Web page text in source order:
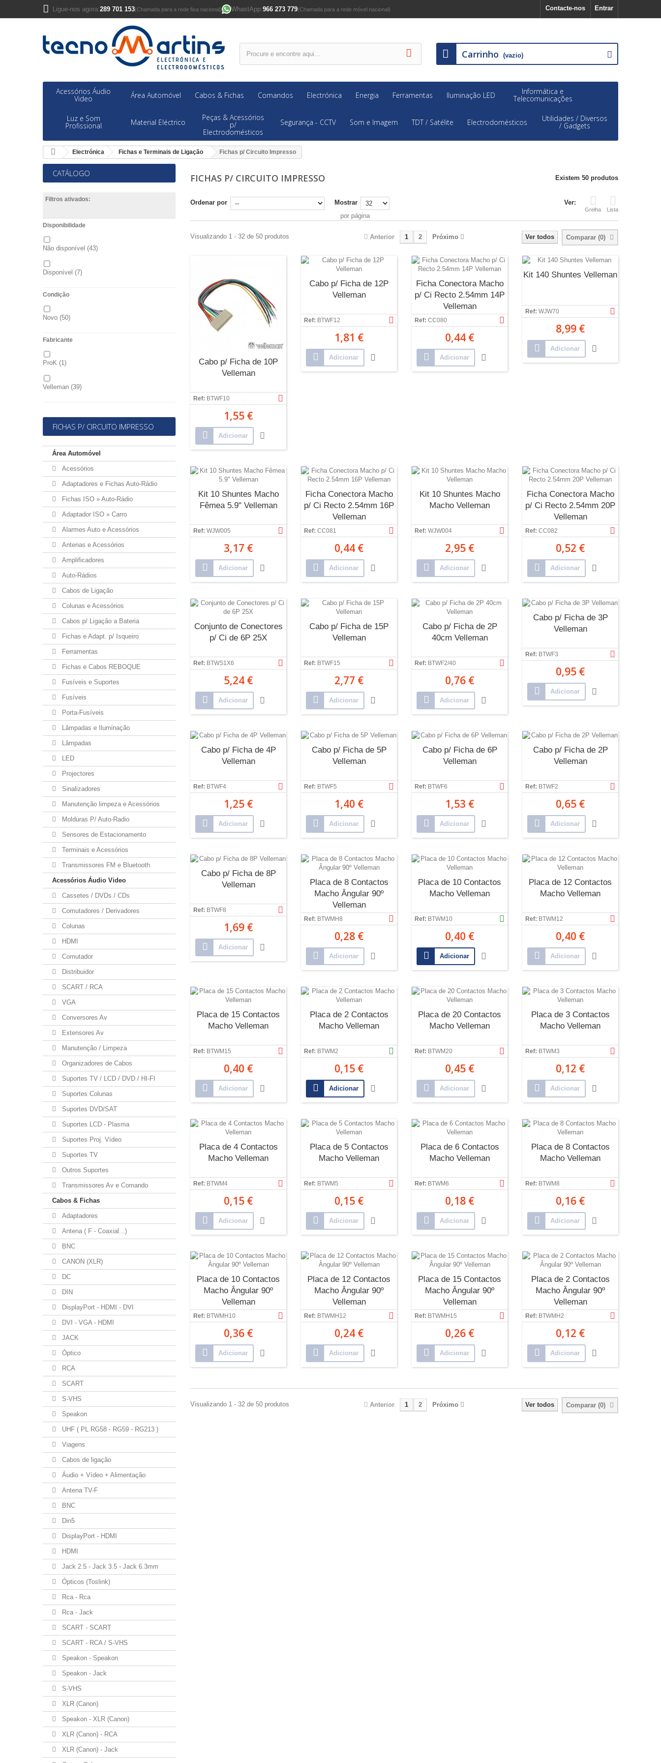
Entrar
Contacte-nos
Ligue-nos agora:289 701 153(Chamada para a rede fixa nacional) WhastApp:966 273 779(Chamada para a rede móvel nacional)
Carrinho (vazio)
Acessórios Áudio
Video Área Automóvel Cabos & Fichas Comandos Electrónica Energia Ferramentas Iluminação LED Informática e
Telecomunicações
Luz e Som
Profissional Material Eléctrico
Peças & Acessórios
p/
Electrodomésticos
Segurança - CCTV Som e Imagem TDT / Satélite Electrodomésticos Utilidades / Diversos
/ Gadgets
Electrónica Fichas e Terminais de Ligação Fichas p/ Circuito Impresso
CATÁLOGO
Filtros ativados:
Disponibilidade
Não disponível (43)
Disponível (7)
Condição
Novo (50)
Fabricante
ProK (1)
Velleman (39)
FICHAS P/ CIRCUITO IMPRESSO
Área Automóvel
Acessórios
Adaptadores e Fichas Auto-Rádio
Fichas ISO » Auto-Rádio
Adaptador ISO » Carro
Alarmes Auto e Acessórios
Antenas e Acessórios
Amplificadores
Auto-Rádios
Cabos de Ligação
Colunas e Acessórios
Cabos p/ Ligação a Bateria
Fichas e Adapt. p/ Isqueiro
Ferramentas
Fichas e Cabos REBOQUE
Fusíveis e Suportes
Fusíveis
Porta-Fusíveis
Lâmpadas e Iluminação
Lâmpadas
LED
Projectores
Sinalizadores
Manutenção limpeza e Acessórios
Molduras P/ Auto-Radio
Sensores de Estacionamento
Terminais e Acessórios
Transmissores FM e Bluetooth
Acessórios Áudio Video
Cassetes / DVDs / CDs
Comutadores / Derivadores
Colunas
HDMI
Comutador
Distribuidor
SCART / RCA
VGA
Conversores Av
Extensores Av
Manutenção / Limpeza
Organizadores de Cabos
Suportes TV / LCD / DVD / HI-FI
Suportes Colunas
Suportes DVD/SAT
Suportes LCD - Plasma
Suportes Proj. Vídeo
Suportes TV
Outros Suportes
Transmissores Av e Comando
Cabos & Fichas
Adaptadores
Antena ( F - Coaxial...)
BNC
CANON (XLR)
DC
DIN
DisplayPort - HDMI - DVI
DVI - VGA - HDMI
JACK
Óptico
RCA
SCART
S-VHS
Speakon
UHF ( PL RG58 - RG59 - RG213 )
Viagens
Cabos de ligação
Áudio + Vídeo + Alimentação
Antena TV-F
BNC
Din5
DisplayPort - HDMI
HDMI
Jack 2.5 - Jack 3.5 - Jack 6.3mm
Ópticos (Toslink)
Rca - Rca
Rca - Jack
SCART - SCART
SCART - RCA / S-VHS
Speakon - Speakon
Speakon - Jack
S-VHS
XLR (Canon)
Speakon - XLR (Canon)
XLR (Canon) - RCA
XLR (Canon) - Jack
FICHAS P/ CIRCUITO IMPRESSO Existem 50 produtos
Ver:
Grelha Lista
Ordenar por
Mostrar
por página
Comparar (0)
Visualizando 1 - 32 de 50 produtos Ver todos
Anterior 1 2 Próximo
Cabo p/ Ficha de 10P
Velleman
Ref: BTWF10
1,55 €
Adicionar
Cabo p/ Ficha de 12P
Velleman
Ref: BTWF12
1,81 €
Adicionar
Ficha Conectora Macho
p/ Ci Recto 2.54mm 14P
Velleman
Ref: CC080
0,44 €
Adicionar
Kit 140 Shuntes Velleman
Ref: WJW70
8,99 €
Adicionar
Kit 10 Shuntes Macho
Fêmea 5.9" Velleman
Ref: WJW005
3,17 €
Adicionar
Ficha Conectora Macho
p/ Ci Recto 2.54mm 16P
Velleman
Ref: CC081
0,44 €
Adicionar
Kit 10 Shuntes Macho
Macho Velleman
Ref: WJW004
2,95 €
Adicionar
Ficha Conectora Macho
p/ Ci Recto 2.54mm 20P
Velleman
Ref: CC082
0,52 €
Adicionar
Conjunto de Conectores
p/ Ci de 6P 25X
Ref: BTWS1X6
5,24 €
Adicionar
Cabo p/ Ficha de 15P
Velleman
Ref: BTWF15
2,77 €
Adicionar
Cabo p/ Ficha de 2P
40cm Velleman
Ref: BTWF2/40
0,76 €
Adicionar
Cabo p/ Ficha de 3P
Velleman
Ref: BTWF3
0,95 €
Adicionar
Cabo p/ Ficha de 4P
Velleman
Ref: BTWF4
1,25 €
Adicionar
Cabo p/ Ficha de 5P
Velleman
Ref: BTWF5
1,40 €
Adicionar
Cabo p/ Ficha de 6P
Velleman
Ref: BTWF6
1,53 €
Adicionar
Cabo p/ Ficha de 2P
Velleman
Ref: BTWF2
0,65 €
Adicionar
Cabo p/ Ficha de 8P
Velleman
Ref: BTWF8
1,69 €
Adicionar
Placa de 8 Contactos
Macho Ângular 90º
Velleman
Ref: BTWMH8
0,28 €
Adicionar
Placa de 10 Contactos
Macho Velleman
Ref: BTWM10
0,40 €
Adicionar
Placa de 12 Contactos
Macho Velleman
Ref: BTWM12
0,40 €
Adicionar
Placa de 15 Contactos
Macho Velleman
Ref: BTWM15
0,40 €
Adicionar
Placa de 2 Contactos
Macho Velleman
Ref: BTWM2
0,15 €
Adicionar
Placa de 20 Contactos
Macho Velleman
Ref: BTWM20
0,45 €
Adicionar
Placa de 3 Contactos
Macho Velleman
Ref: BTWM3
0,12 €
Adicionar
Placa de 4 Contactos
Macho Velleman
Ref: BTWM4
0,15 €
Adicionar
Placa de 5 Contactos
Macho Velleman
Ref: BTWM5
0,15 €
Adicionar
Placa de 6 Contactos
Macho Velleman
Ref: BTWM6
0,18 €
Adicionar
Placa de 8 Contactos
Macho Velleman
Ref: BTWM8
0,16 €
Adicionar
Placa de 10 Contactos
Macho Ângular 90º
Velleman
Ref: BTWMH10
0,36 €
Adicionar
Placa de 12 Contactos
Macho Ângular 90º
Velleman
Ref: BTWMH12
0,24 €
Adicionar
Placa de 15 Contactos
Macho Ângular 90º
Velleman
Ref: BTWMH15
0,26 €
Adicionar
Placa de 2 Contactos
Macho Ângular 90º
Velleman
Ref: BTWMH2
0,12 €
Adicionar
Comparar (0)
Visualizando 1 - 32 de 50 produtos Ver todos
Anterior 1 2 Próximo